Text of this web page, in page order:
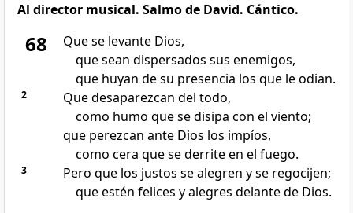
Al director musical. Salmo de David. Cántico.
68
Que se levante Dios,
que sean dispersados sus enemigos,
que huyan de su presencia los que le odian.
2
Que desaparezcan del todo,
como humo que se disipa con el viento;
que perezcan ante Dios los impíos,
como cera que se derrite en el fuego.
3
Pero que los justos se alegren y se regocijen;
que estén felices y alegres delante de Dios.